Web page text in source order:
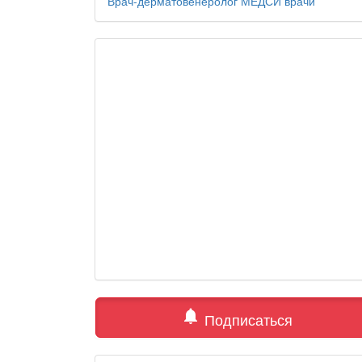
notifications Подписаться